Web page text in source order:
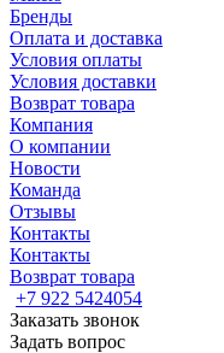
Бренды
Оплата и доставка
Условия оплаты
Условия доставки
Возврат товара
Компания
О компании
Новости
Команда
Отзывы
Контакты
Контакты
Возврат товара
+7 922 5424054
Заказать звонок
Задать вопрос